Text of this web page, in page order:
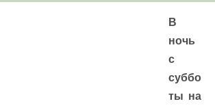
В
ночь
с
суббо
ты на